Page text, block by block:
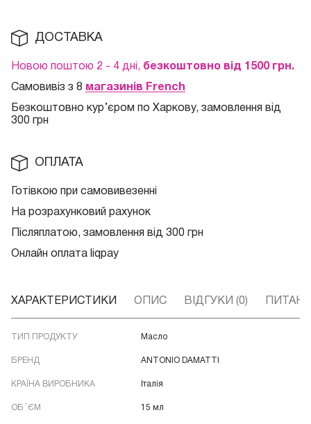
ДОСТАВКА
Новою поштою 2 - 4 дні, безкоштовно від 1500 грн.
Самовивіз з 8 магазинів French
Безкоштовно кур’єром по Харкову, замовлення від
300 грн
ОПЛАТА
Готівкою при самовивезенні
На розрахунковий рахунок
Післяплатою, замовлення від 300 грн
Онлайн оплата liqpay
ХАРАКТЕРИСТИКИ ОПИС ВІДГУКИ (0)
ТИП ПРОДУКТУ Масло
БРЕНД ANTONIO DAMATTI
КРАЇНА ВИРОБНИКА Італія
ОБ `ЄМ 15 мл